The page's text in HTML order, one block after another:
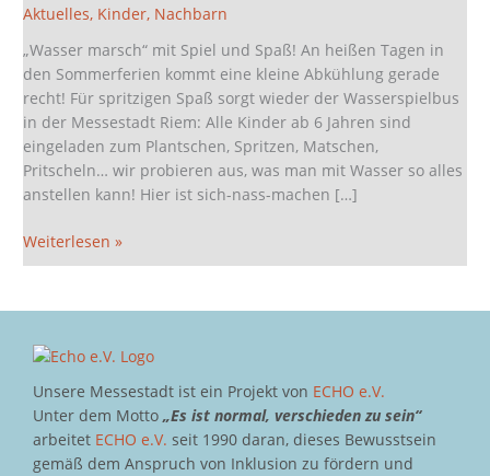
Aktuelles, Kinder, Nachbarn
„Wasser marsch“ mit Spiel und Spaß! An heißen Tagen in
den Sommerferien kommt eine kleine Abkühlung gerade
recht! Für spritzigen Spaß sorgt wieder der Wasserspielbus
in der Messestadt Riem: Alle Kinder ab 6 Jahren sind
eingeladen zum Plantschen, Spritzen, Matschen,
Pritscheln… wir probieren aus, was man mit Wasser so alles
anstellen kann! Hier ist sich-nass-machen […]
Weiterlesen »
Unsere Messestadt ist ein Projekt von ECHO e.V.
Unter dem Motto „Es ist normal, verschieden zu sein“
arbeitet ECHO e.V. seit 1990 daran, dieses Bewusstsein
gemäß dem Anspruch von Inklusion zu fördern und